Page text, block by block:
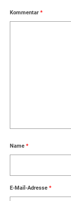
Kommentar *
Name *
E-Mail-Adresse *